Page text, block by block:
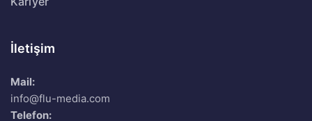
İletişim
Mail:
info@flu-media.com
Telefon: